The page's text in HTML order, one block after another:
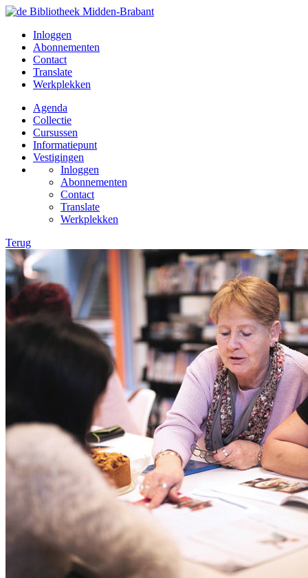
Inloggen
Abonnementen
Contact
Translate
Werkplekken
Agenda
Collectie
Cursussen
Informatiepunt
Vestigingen
Inloggen
Abonnementen
Contact
Translate
Werkplekken
Terug